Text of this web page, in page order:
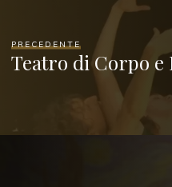
PRECEDENTE
Teatro di Corpo e